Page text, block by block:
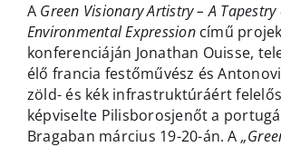
A Green Visionary Artistry – A Tapestry
Environmental Expressioncímű
konferenciáján Jonathan Ouisse,
élő francia festőművész és
zöld- és kék infrastruktúráért
képviselte Pilisborosjenőt a
Bragaban március 19-20-án. A